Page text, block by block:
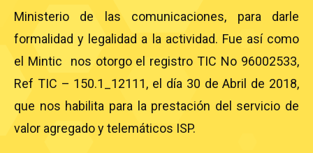
Ministerio de las comunicaciones, para darle
formalidad y legalidad a la actividad. Fue así como
el Mintic nos otorgo el registro TIC No 96002533,
Ref TIC – 150.1_12111, el día 30 de Abril de 2018,
que nos habilita para la prestación del servicio de
valor agregado y telemáticos ISP.